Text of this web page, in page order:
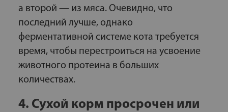
а второй — из мяса. Очевидно, что
последний лучше, однако
ферментативной системе кота требуется
время, чтобы перестроиться на усвоение
животного протеина в больших
количествах.
4. Сухой корм просрочен или